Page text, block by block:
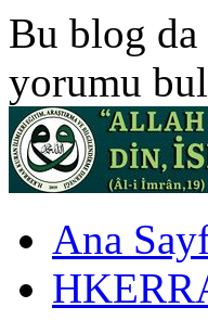
Bu blog da
yorumu
Ana